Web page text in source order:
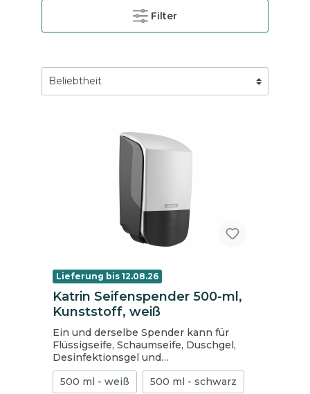
Filter
Lieferung bis 12.08.26
Katrin Seifenspender 500-ml,
Kunststoff, weiß
Ein und derselbe Spender kann für
Flüssigseife, Schaumseife, Duschgel,
Desinfektionsgel und
Toilettensitzreinigungsschaum
verwendet werden Freie Wahl bei der
500 ml - weiß 500 ml - schwarz